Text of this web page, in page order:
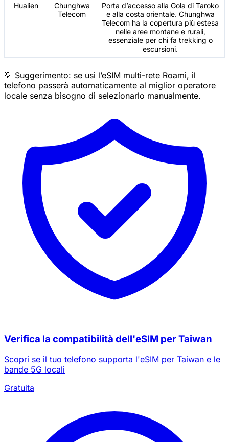
Hualien
Chunghwa
Telecom
Porta d’accesso alla Gola di Taroko
e alla costa orientale. Chunghwa
Telecom ha la copertura più estesa
nelle aree montane e rurali,
essenziale per chi fa trekking o
escursioni.
💡 Suggerimento: se usi l’eSIM multi-rete Roami, il
telefono passerà automaticamente al miglior operatore
locale senza bisogno di selezionarlo manualmente.
Verifica la compatibilità dell'eSIM per Taiwan
Scopri se il tuo telefono supporta l'eSIM per Taiwan e le
bande 5G locali
Gratuita